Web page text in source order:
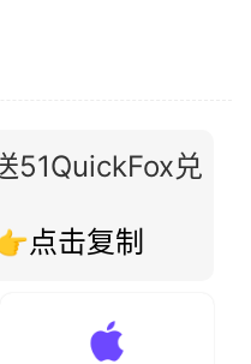
51QuickFox兑
点击复制